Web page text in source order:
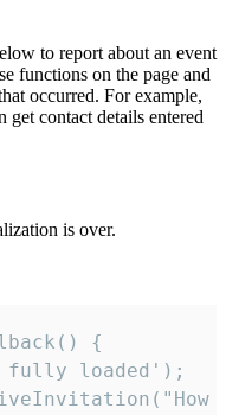
to report about an event
functions on the page and
occurred. For example,
contact details entered
is over.
{
loaded');